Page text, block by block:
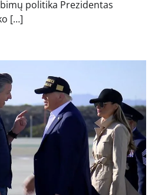
politika Prezidentas
[…]